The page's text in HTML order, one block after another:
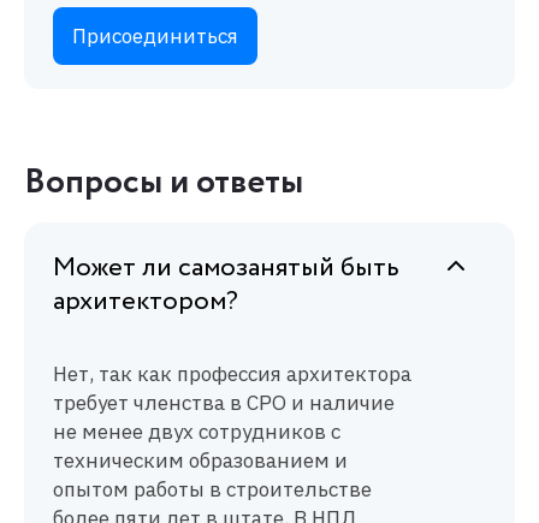
Вопросы и ответы
Может ли самозанятый быть
архитектором?
Нет, так как профессия архитектора
требует членства в СРО и наличие
не менее двух сотрудников с
техническим образованием и
опытом работы в строительстве